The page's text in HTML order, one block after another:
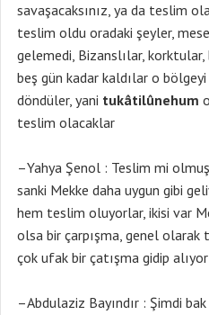
savaşacaksınız, ya da teslim
teslim oldu oradaki şeyler,
gelemedi, Bizanslılar,
beş gün kadar kaldılar o
döndüler, yani tukâtilûnehum
teslim olacaklar
–Yahya Şenol : Teslim mi
sanki Mekke daha uygun gibi
hem teslim oluyorlar, ikisi var
olsa bir çarpışma, genel olarak
çok ufak bir çatışma gidip
–Abdulaziz Bayındır : Şimdi